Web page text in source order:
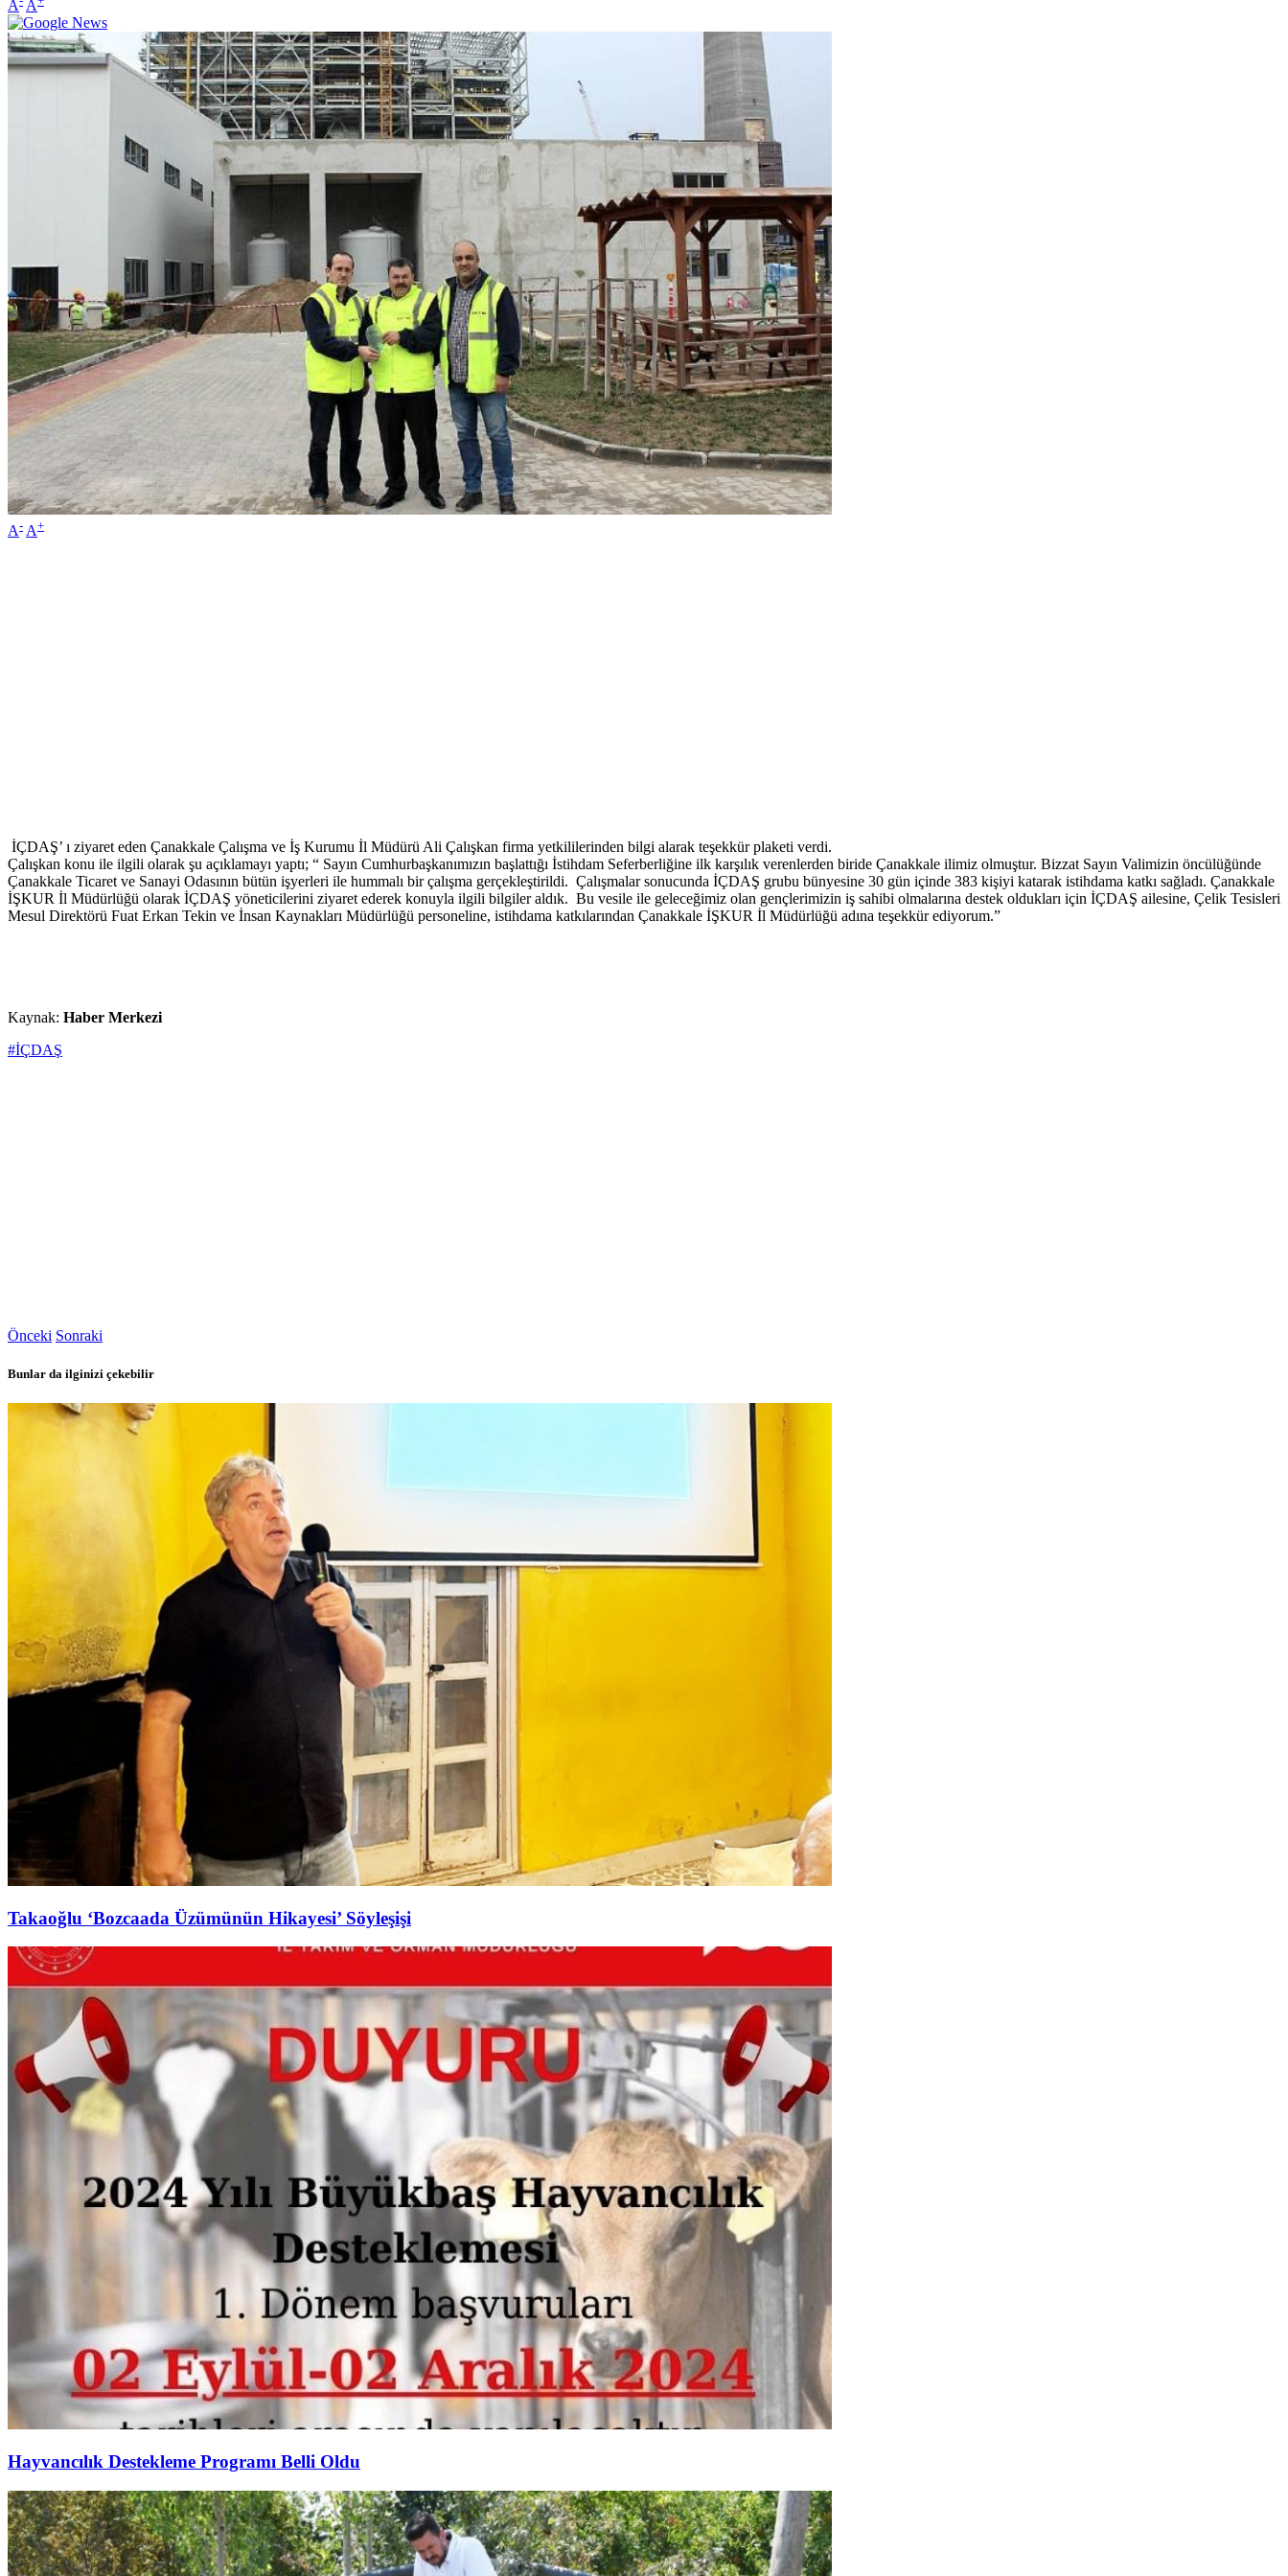
A A
A- A+
İÇDAŞ’ ı ziyaret eden Çanakkale Çalışma ve İş Kurumu İl Müdürü Ali Çalışkan firma yetkililerinden bilgi alarak teşekkür plaketi verdi.
Çalışkan konu ile ilgili olarak şu açıklamayı yaptı; “ Sayın Cumhurbaşkanımızın başlattığı İstihdam Seferberliğine ilk karşılık verenlerden biride Çanakkale ilimiz olmuştur. Bizzat Sayın Valimizin öncülüğünde
Çanakkale Ticaret ve Sanayi Odasının bütün işyerleri ile hummalı bir çalışma gerçekleştirildi. Çalışmalar sonucunda İÇDAŞ grubu bünyesine 30 gün içinde 383 kişiyi katarak istihdama katkı sağladı. Çanakkale
İŞKUR İl Müdürlüğü olarak İÇDAŞ yöneticilerini ziyaret ederek konuyla ilgili bilgiler aldık. Bu vesile ile geleceğimiz olan gençlerimizin iş sahibi olmalarına destek oldukları için İÇDAŞ ailesine, Çelik Tesisleri
Mesul Direktörü Fuat Erkan Tekin ve İnsan Kaynakları Müdürlüğü personeline, istihdama katkılarından Çanakkale İŞKUR İl Müdürlüğü adına teşekkür ediyorum.”
Kaynak: Haber Merkezi
#İÇDAŞ
Önceki Sonraki
Bunlar da ilginizi çekebilir
Takaoğlu ‘Bozcaada Üzümünün Hikayesi’ Söyleşişi
Hayvancılık Destekleme Programı Belli Oldu